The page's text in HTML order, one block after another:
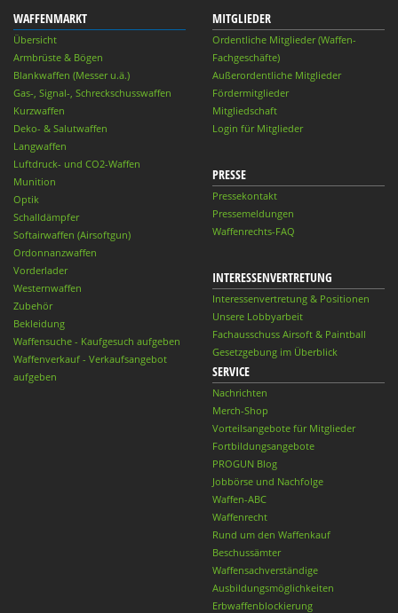
WAFFENMARKT
Übersicht
Armbrüste & Bögen
Blankwaffen (Messer u.ä.)
Gas-, Signal-, Schreckschusswaffen
Kurzwaffen
Deko- & Salutwaffen
Langwaffen
Luftdruck- und CO2-Waffen
Munition
Optik
Schalldämpfer
Softairwaffen (Airsoftgun)
Ordonnanzwaffen
Vorderlader
Westernwaffen
Zubehör
Bekleidung
Waffensuche - Kaufgesuch aufgeben
Waffenverkauf - Verkaufsangebot
aufgeben
MITGLIEDER
Ordentliche Mitglieder (Waffen-
Fachgeschäfte)
Außerordentliche Mitglieder
Fördermitglieder
Mitgliedschaft
Login für Mitglieder
PRESSE
Pressekontakt
Pressemeldungen
Waffenrechts-FAQ
INTERESSENVERTRETUNG
Interessenvertretung & Positionen
Unsere Lobbyarbeit
Fachausschuss Airsoft & Paintball
Gesetzgebung im Überblick
SERVICE
Nachrichten
Merch-Shop
Vorteilsangebote für Mitglieder
Fortbildungsangebote
PROGUN Blog
Jobbörse und Nachfolge
Waffen-ABC
Waffenrecht
Rund um den Waffenkauf
Beschussämter
Waffensachverständige
Ausbildungsmöglichkeiten
Erbwaffenblockierung